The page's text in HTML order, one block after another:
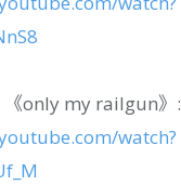
《only my railgun》:
watch?